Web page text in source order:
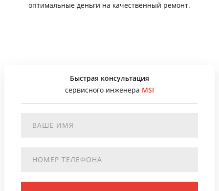
оптимальные деньги на качественный ремонт.
Быстрая консультация
сервисного инженера MSI